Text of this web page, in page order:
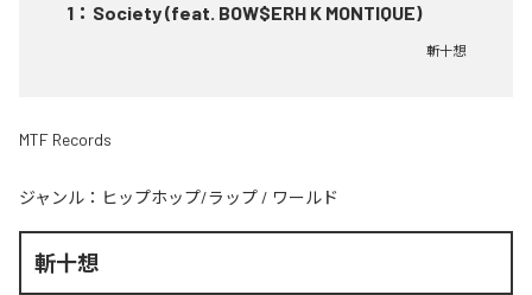
1 ： Society (feat. BOW$ERH K MONTIQUE)
斬十想
MTF Records
ジャンル： ヒップホップ/ラップ / ワールド
斬十想